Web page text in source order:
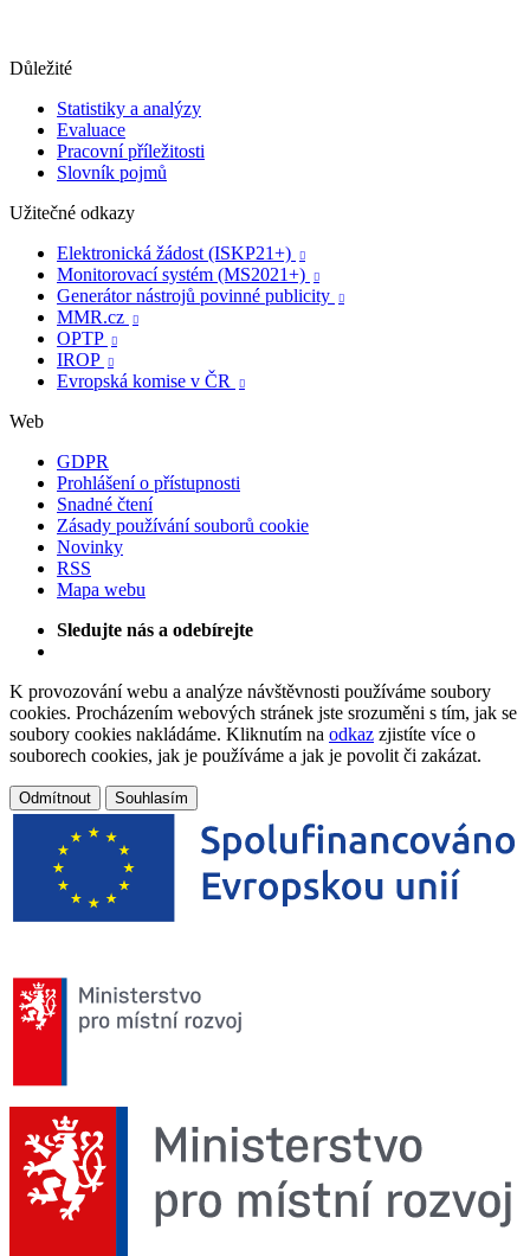
Důležité
Statistiky a analýzy
Evaluace
Pracovní příležitosti
Slovník pojmů
Užitečné odkazy
Elektronická žádost (ISKP21+)

Monitorovací systém (MS2021+) 
Generátor nástrojů povinné publicity 
MMR.cz 
OPTP 
IROP 
Evropská komise v ČR 
Web
GDPR
Prohlášení o přístupnosti
Snadné čtení
Zásady používání souborů cookie
Novinky
RSS
Mapa webu
Sledujte nás a odebírejte
K provozování webu a analýze návštěvnosti používáme soubory
cookies. Procházením webových stránek jste srozuměni s tím, jak se
soubory cookies nakládáme. Kliknutím na odkaz zjistíte více o
souborech cookies, jak je používáme a jak je povolit či zakázat.
Odmítnout Souhlasím